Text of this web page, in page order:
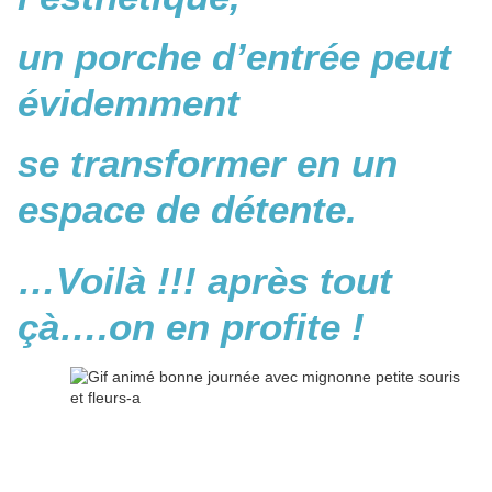
un porche d’entrée peut
évidemment
se transformer en un
espace de détente.
…Voilà !!! après tout
çà….on en profite !